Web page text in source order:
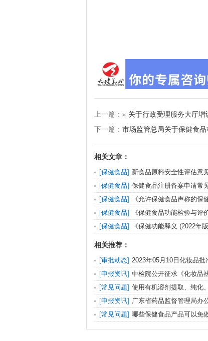
上一篇：« 关于行政受理服务大厅增
下一篇： 市场监管总局关于保健食
相关文章：
[保健食品] 新食品原料安全性评估意
行）[保健食品] 保健食品注册备案申请常
[保健食品]
《允许保健食品声称的保
补充剂（2022年版）》
[保健食品]
《保健食品功能检验与评
版）》
[保健食品] 《保健功能释义 (2022年版
相关推荐：
[审批动态] 2023年05月10日化妆品批
纠错）送达信息发布
[申报资讯] 中检院公开征求《化妆品
法（征求意见稿）》等2项化妆品标准
[常见问题] 使用有机溶剂提取、纯化
成、破壁等特定前处理工艺的原料申报
意事项和审评要求？
[申报资讯] 广东省药品监督管理局办
妆品备案工作有关事项的通知
[常见问题] 哪些保健食品产品可以免